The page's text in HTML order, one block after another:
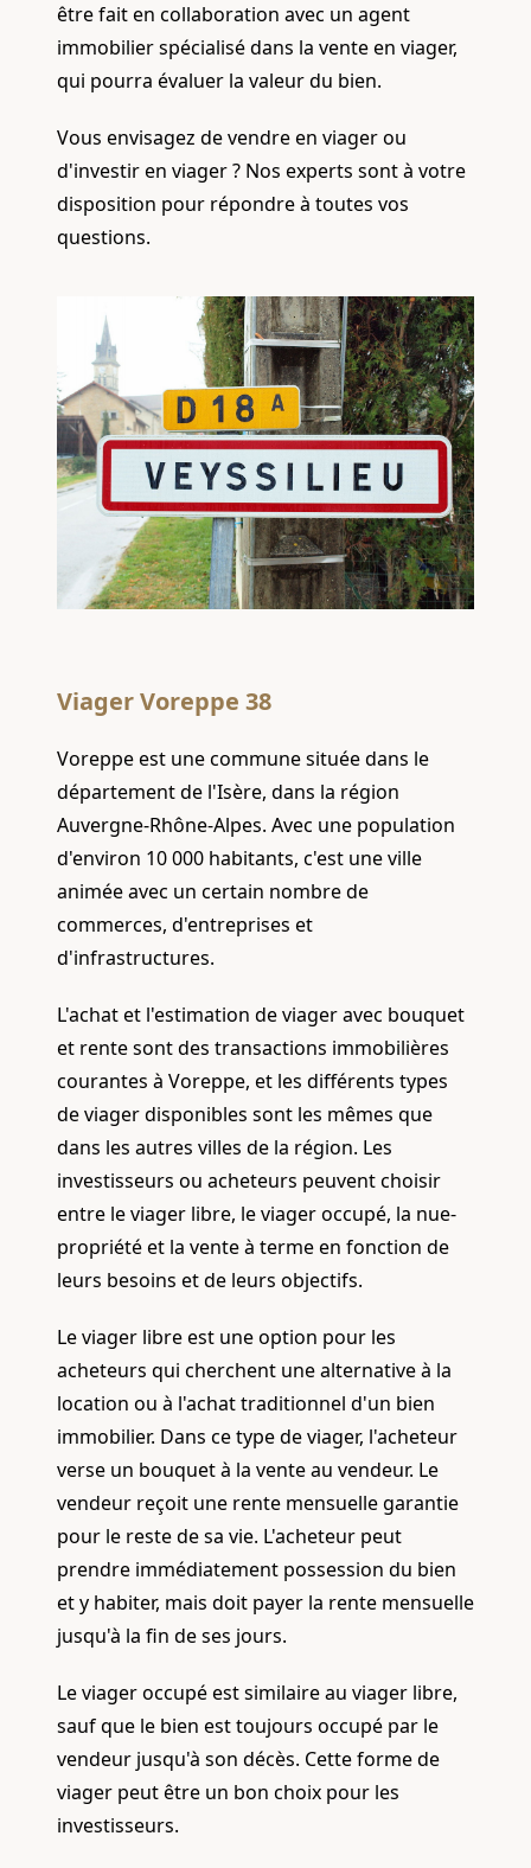
être fait en collaboration avec un agent
immobilier spécialisé dans la vente en viager,
qui pourra évaluer la valeur du bien.
Vous envisagez de vendre en viager ou
d'investir en viager ? Nos experts sont à votre
disposition pour répondre à toutes vos
questions.
Viager Voreppe 38
Voreppe est une commune située dans le
département de l'Isère, dans la région
Auvergne-Rhône-Alpes. Avec une population
d'environ 10 000 habitants, c'est une ville
animée avec un certain nombre de
commerces, d'entreprises et
d'infrastructures.
L'achat et l'estimation de viager avec bouquet
et rente sont des transactions immobilières
courantes à Voreppe, et les différents types
de viager disponibles sont les mêmes que
dans les autres villes de la région. Les
investisseurs ou acheteurs peuvent choisir
entre le viager libre, le viager occupé, la nue-
propriété et la vente à terme en fonction de
leurs besoins et de leurs objectifs.
Le viager libre est une option pour les
acheteurs qui cherchent une alternative à la
location ou à l'achat traditionnel d'un bien
immobilier. Dans ce type de viager, l'acheteur
verse un bouquet à la vente au vendeur. Le
vendeur reçoit une rente mensuelle garantie
pour le reste de sa vie. L'acheteur peut
prendre immédiatement possession du bien
et y habiter, mais doit payer la rente mensuelle
jusqu'à la fin de ses jours.
Le viager occupé est similaire au viager libre,
sauf que le bien est toujours occupé par le
vendeur jusqu'à son décès. Cette forme de
viager peut être un bon choix pour les
investisseurs.